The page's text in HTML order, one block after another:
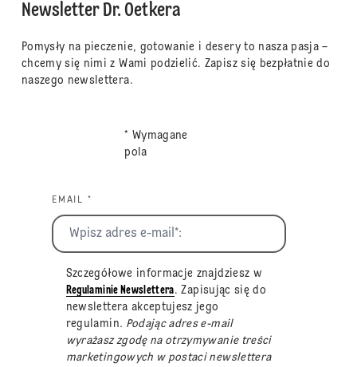
Newsletter Dr. Oetkera
Pomysły na pieczenie, gotowanie i desery to nasza pasja –
chcemy się nimi z Wami podzielić. Zapisz się bezpłatnie do
naszego newslettera.
* Wymagane
pola
EMAIL *
Szczegółowe informacje znajdziesz w
Regulaminie Newslettera. Zapisując się do
newslettera akceptujesz jego
regulamin. Podając adres e-mail
wyrażasz zgodę na otrzymywanie treści
marketingowych w postaci newslettera